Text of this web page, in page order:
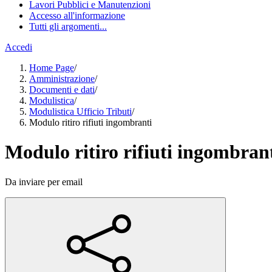
Lavori Pubblici e Manutenzioni
Accesso all'informazione
Tutti gli argomenti...
Accedi
Home Page/
Amministrazione/
Documenti e dati/
Modulistica/
Modulistica Ufficio Tributi/
Modulo ritiro rifiuti ingombranti
Modulo ritiro rifiuti
Da inviare per email